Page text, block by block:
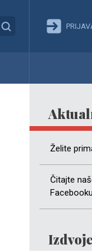
Želite
Čitajte
Facebooku